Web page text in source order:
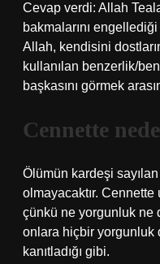
Cevap verdi: Allah
bakmalarını
Allah, kendisini
kullanılan benzerlik/
başkasını görmek
Cennette
Ölümün kardeşi
olmayacaktır. Cennette
çünkü ne yorgunluk ne
onlara hiçbir yorgunluk
kanıtladığı gibi.